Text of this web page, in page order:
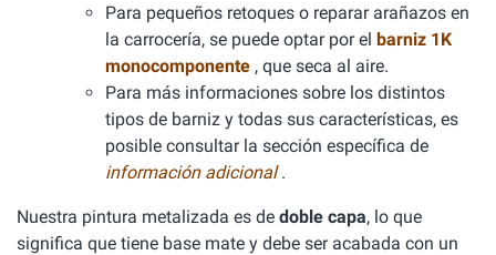
Para pequeños retoques o reparar arañazos en
la carrocería, se puede optar por el barniz 1K
monocomponente , que seca al aire.
Para más informaciones sobre los distintos
tipos de barniz y todas sus características, es
posible consultar la sección específica de
información adicional.
Nuestra pintura metalizada es de doble capa, lo que
significa que tiene base mate y debe ser acabada con un